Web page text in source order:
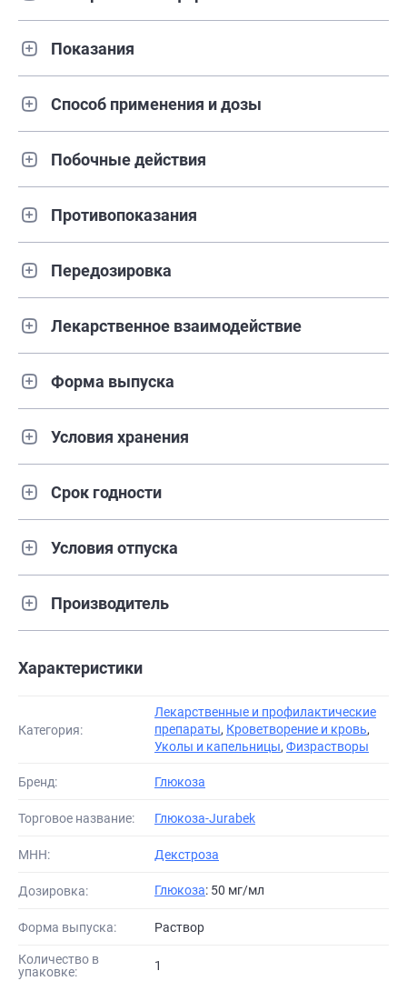
Показания
Способ применения и дозы
Побочные действия
Противопоказания
Передозировка
Лекарственное взаимодействие
Форма выпуска
Условия хранения
Срок годности
Условия отпуска
Производитель
Характеристики
Категория:
Лекарственные и профилактические
препараты, Кроветворение и кровь,
Уколы и капельницы, Физрастворы
Бренд: Глюкоза
Торговое название: Глюкоза-Jurabek
МНН: Декстроза
Дозировка: Глюкоза: 50 мг/мл
Форма выпуска: Раствор
Количество в
упаковке:
1